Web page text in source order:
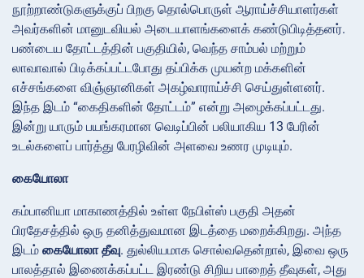
நூற்றாண்டுகளுக்குப் பிறகு தொல்பொருள் ஆராய்ச்சியாளர்கள்
அவர்களின் மானுடவியல் அடையாளங்களைக் கண்டுபிடித்தனர்.
பண்டைய தோட்டத்தின் பகுதியில், வெந்த சாம்பல் மற்றும்
லாவாவால் பிடிக்கப்பட்டபோது தப்பிக்க முயன்ற மக்களின்
எச்சங்களை விஞ்ஞானிகள் அகழ்வாராய்ச்சி செய்துள்ளனர்.
இந்த இடம் “கைதிகளின் தோட்டம்” என்று அழைக்கப்பட்டது.
இன்று யாரும் பயங்கரமான வெடிப்பின் பலியாகிய 13 பேரின்
உடல்களைப் பார்த்து பேரழிவின் அளவை உணர முடியும்.
கையோலா
கம்பானியா மாகாணத்தில் உள்ள நேபிள்ஸ் பகுதி அதன்
பிரதேசத்தில் ஒரு தனித்துவமான இடத்தை மறைக்கிறது. அந்த
இடம் கையோலா தீவு. துல்லியமாக சொல்வதென்றால், இவை ஒரு
பாலத்தால் இணைக்கப்பட்ட இரண்டு சிறிய பாறைத் தீவுகள், அது